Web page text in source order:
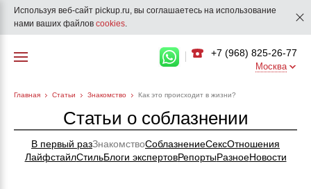
Используя веб-сайт pickup.ru, вы соглашаетесь на использование
нами ваших файлов cookies.
+7 (968) 825-26-77
Москва
Главная Статьи Знакомство Как это происходит в жизни?
Статьи о соблазнении
В первый разЗнакомствоСоблазнениеСексОтношения
ЛайфстайлСтильБлоги экспертовРепортыРазноеНовости